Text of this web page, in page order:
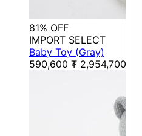
81% OFF
IMPORT SELECT
Baby Toy (Gray)
590,600 ₮ 2,954,700